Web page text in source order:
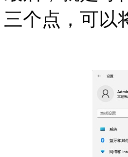
三个点，可以